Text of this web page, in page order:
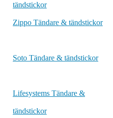
tändstickor
Zippo Tändare & tändstickor
Soto Tändare & tändstickor
Lifesystems Tändare &
tändstickor